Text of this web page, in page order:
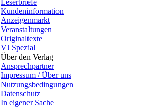
Leserbriefe
Kundeninformation
Anzeigenmarkt
Veranstaltungen
Originaltexte
VJ Spezial
Über den Verlag
Ansprechpartner
Impressum / Über uns
Nutzungsbedingungen
Datenschutz
In eigener Sache